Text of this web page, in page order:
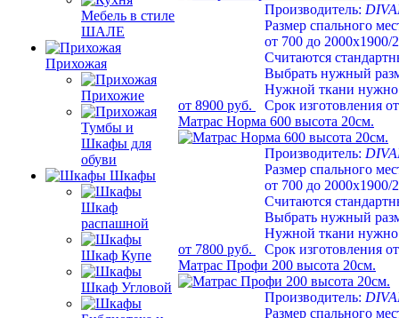
Мебель в стиле
ШАЛЕ
Прихожая
Прихожие
Тумбы и
Шкафы для
обуви
Шкафы
Шкаф
распашной
Шкаф Купе
Шкаф Угловой
от 8900 руб.
Производитель:
Размер спального
от 700 до 2000х1900/
Считаются
Выбрать нужный
Нужной ткани нужно
Срок изготовления
Матрас Норма 600 высота 20см.
от 7800 руб.
Производитель:
Размер спального
от 700 до 2000х1900/
Считаются
Выбрать нужный
Нужной ткани нужно
Срок изготовления
Матрас Профи 200 высота 20см.
Производитель:
Размер спального